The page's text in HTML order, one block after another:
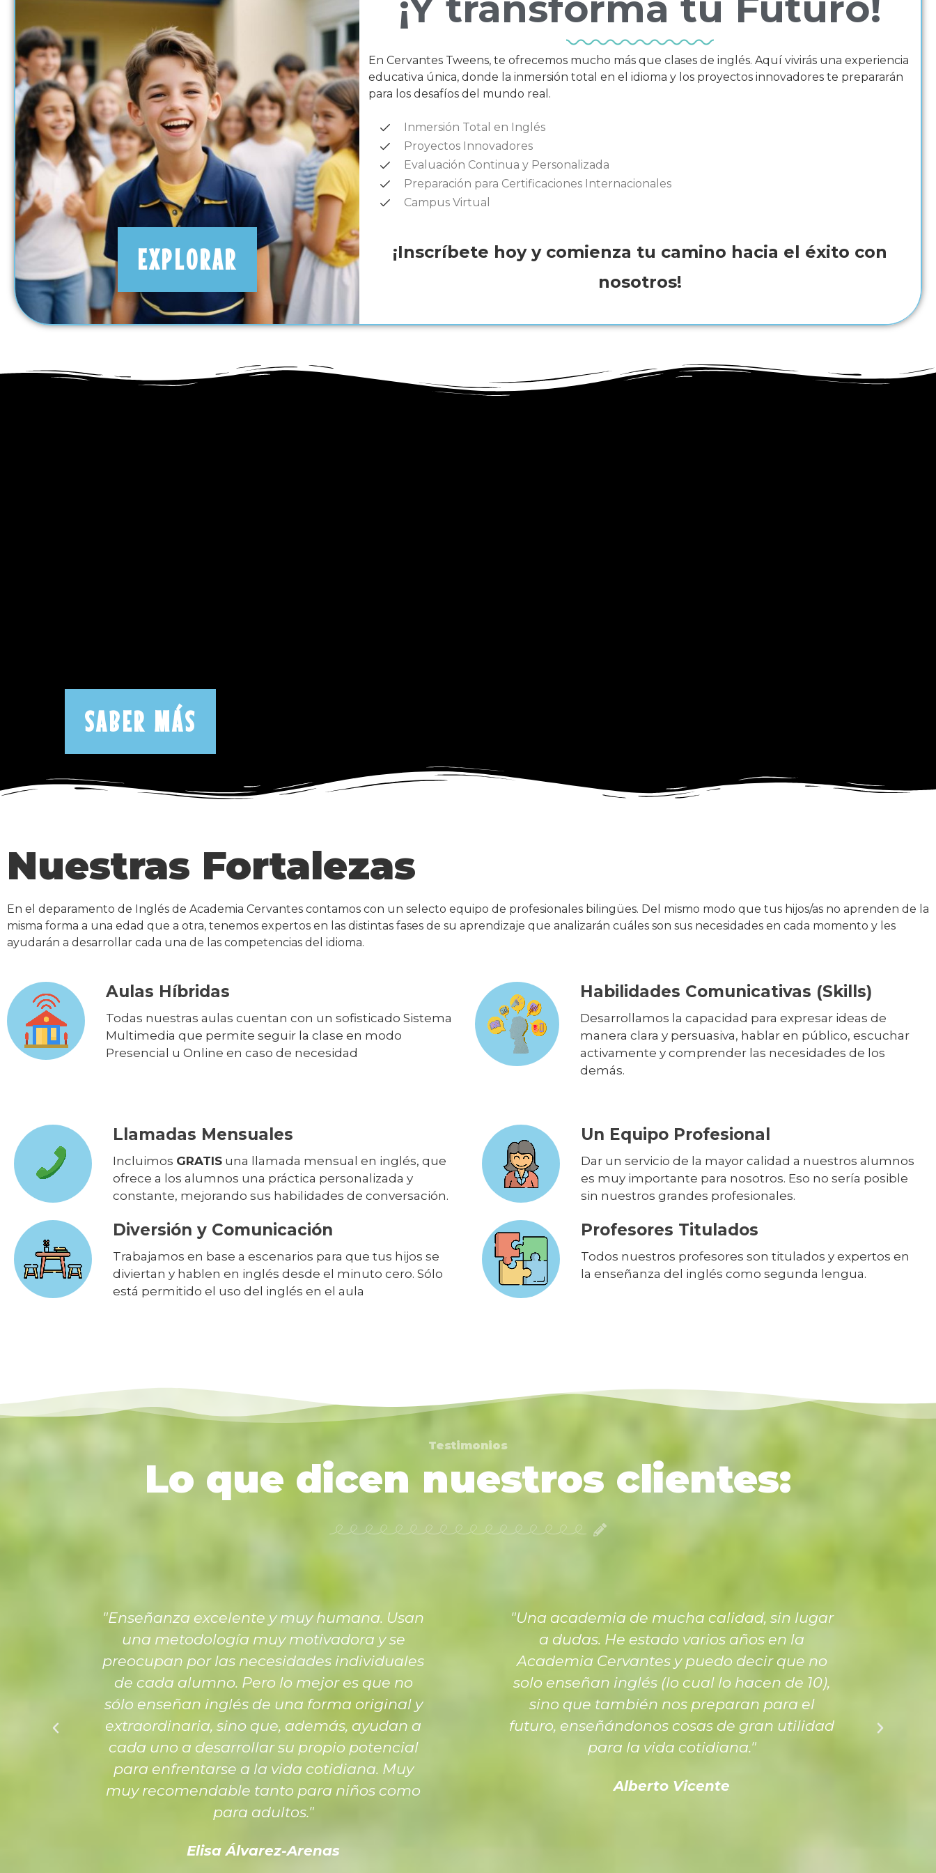
EXPLORAR
En Cervantes Tweens, te ofrecemos mucho más que clases de inglés. Aquí vivirás una experiencia
educativa única, donde la inmersión total en el idioma y los proyectos innovadores te prepararán
para los desafíos del mundo real.
Inmersión Total en Inglés
Proyectos Innovadores
Evaluación Continua y Personalizada
Preparación para Certificaciones Internacionales
Campus Virtual
¡Inscríbete hoy y comienza tu camino hacia el éxito con
nosotros!
SABER MÁS
Nuestras Fortalezas
En el deparamento de Inglés de Academia Cervantes contamos con un selecto equipo de profesionales bilingües. Del mismo modo que tus hijos/as no aprenden de la
misma forma a una edad que a otra, tenemos expertos en las distintas fases de su aprendizaje que analizarán cuáles son sus necesidades en cada momento y les
ayudarán a desarrollar cada una de las competencias del idioma.
Aulas Híbridas
Todas nuestras aulas cuentan con un sofisticado Sistema
Multimedia que permite seguir la clase en modo
Presencial u Online en caso de necesidad
Habilidades Comunicativas (Skills)
Desarrollamos la capacidad para expresar ideas de
manera clara y persuasiva, hablar en público, escuchar
activamente y comprender las necesidades de los
demás.
Llamadas Mensuales
Incluimos GRATIS una llamada mensual en inglés, que
ofrece a los alumnos una práctica personalizada y
constante, mejorando sus habilidades de conversación.
Diversión y Comunicación
Trabajamos en base a escenarios para que tus hijos se
diviertan y hablen en inglés desde el minuto cero. Sólo
está permitido el uso del inglés en el aula
Un Equipo Profesional
Dar un servicio de la mayor calidad a nuestros alumnos
es muy importante para nosotros. Eso no sería posible
sin nuestros grandes profesionales.
Profesores Titulados
Todos nuestros profesores son titulados y expertos en
la enseñanza del inglés como segunda lengua.
Testimonios
Lo que dicen nuestros clientes:
"Enseñanza excelente y muy humana. Usan
una metodología muy motivadora y se
preocupan por las necesidades individuales
de cada alumno. Pero lo mejor es que no
sólo enseñan inglés de una forma original y
extraordinaria, sino que, además, ayudan a
cada uno a desarrollar su propio potencial
para enfrentarse a la vida cotidiana. Muy
muy recomendable tanto para niños como
para adultos."
Elisa Álvarez-Arenas
"Una academia de mucha calidad, sin lugar
a dudas. He estado varios años en la
Academia Cervantes y puedo decir que no
solo enseñan inglés (lo cual lo hacen de 10),
sino que también nos preparan para el
futuro, enseñándonos cosas de gran utilidad
para la vida cotidiana."
Alberto Vicente